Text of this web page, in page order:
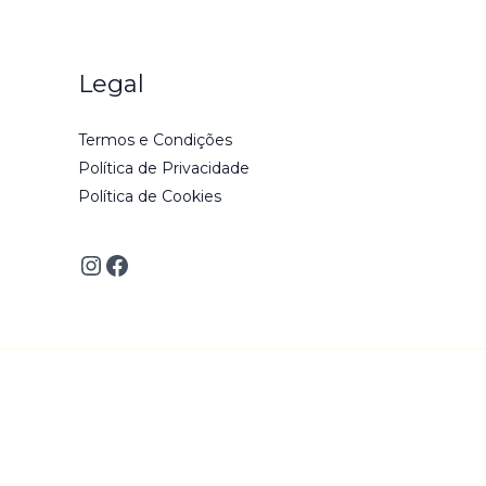
Legal
Termos e Condições
Política de Privacidade
Política de Cookies